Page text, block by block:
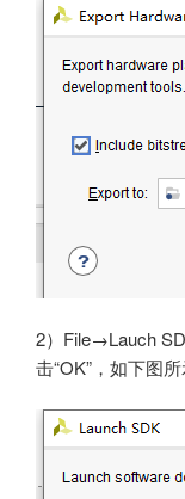
2）File→Lauch
击“OK”，如下图所